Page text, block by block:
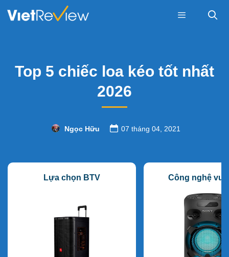
Top 5 chiếc loa kéo tốt nhất
2026
Ngọc Hữu 07 tháng 04, 2021
Lựa chọn BTV Công nghệ